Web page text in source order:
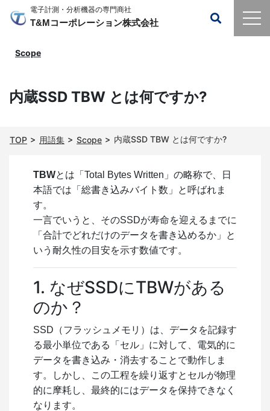
電子計測・分析機器の専門商社
T&Mコーポレーション株式会社
Scope
内蔵SSD TBW とは何ですか?
TOP 用語集 Scope 内蔵SSD TBW とは何ですか?
TBWとは「Total Bytes Written」の略称で、日
本語では「総書き込みバイト数」と呼ばれま
す。
一言でいうと、そのSSDが寿命を迎えるまでに
「合計でどれだけのデータを書き込めるか」と
いう耐久性の目安を示す数値です。
1. なぜSSDにTBWがある
のか？
SSD（フラッシュメモリ）は、データを記録す
る最小単位である「セル」に対して、電気的に
データを書き込み・消去することで動作しま
す。しかし、この工程を繰り返すとセルが物理
的に摩耗し、最終的にはデータを保持できなく
なります。